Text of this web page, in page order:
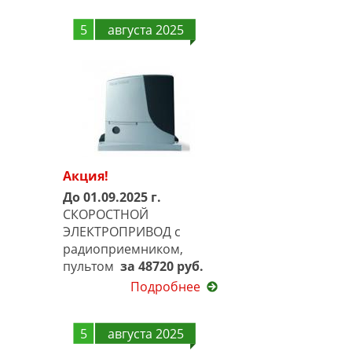
5 августа 2025
Акция!
До 01.09.2025 г.
СКОРОСТНОЙ
ЭЛЕКТРОПРИВОД с
радиоприемником,
пультом за 48720 руб.
Подробнее
5 августа 2025